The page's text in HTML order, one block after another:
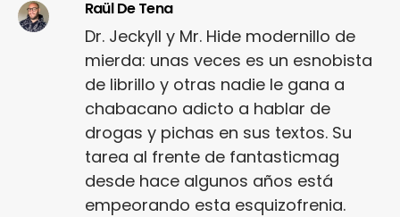
Raül De Tena
Dr. Jeckyll y Mr. Hide modernillo de
mierda: unas veces es un esnobista
de librillo y otras nadie le gana a
chabacano adicto a hablar de
drogas y pichas en sus textos. Su
tarea al frente de fantasticmag
desde hace algunos años está
empeorando esta esquizofrenia.